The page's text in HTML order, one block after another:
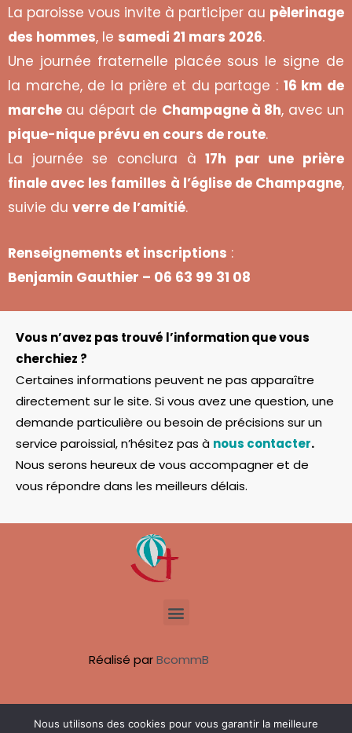
La paroisse vous invite à participer au pèlerinage
des hommes, le samedi 21 mars 2026.
Une journée fraternelle placée sous le signe de
la marche, de la prière et du partage : 16 km de
marche au départ de Champagne à 8h, avec un
pique-nique prévu en cours de route.
La journée se conclura à17h par une prière
finale avec les familles à l’église de Champagne,
suivie du verre de l’amitié.
Renseignements et inscriptions :
Benjamin Gauthier – 06 63 99 31 08
Vous n’avez pas trouvé l’information que vous
cherchiez ?
Certaines informations peuvent ne pas apparaître
directement sur le site. Si vous avez une question, une
demande particulière ou besoin de précisions sur un
service paroissial, n’hésitez pas à nous contacter.
Nous serons heureux de vous accompagner et de
vous répondre dans les meilleurs délais.
Menu
Réalisé parBcommB
Faire un don
Nous utilisons des cookies pour vous garantir la meilleure